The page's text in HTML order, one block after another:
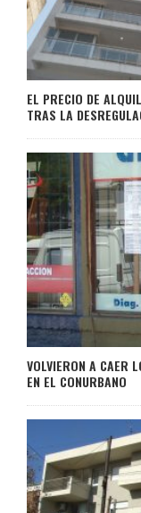
EL PRECIO DE
TRAS LA
VOLVIERON A CAER
EN EL CONURBANO